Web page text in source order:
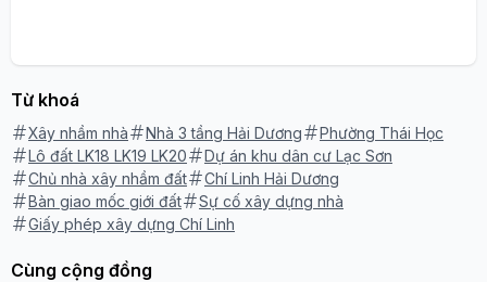
Từ khoá
Xây nhầm nhà Nhà 3 tầng Hải Dương
Phường Thái Học
Lô đất LK18 LK19 LK20
Dự án khu dân cư Lạc Sơn
Chủ nhà xây nhầm đất
Chí Linh Hải Dương
Bàn giao mốc giới đất
Sự cố xây dựng nhà
Giấy phép xây dựng Chí Linh
Cùng cộng đồng